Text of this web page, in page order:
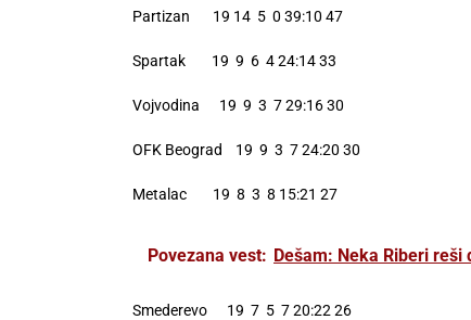
Partizan 19 14 5 0 39:10 47
Spartak 19 9 6 4 24:14 33
Vojvodina 19 9 3 7 29:16 30
OFK Beograd 19 9 3 7 24:20 30
Metalac 19 8 3 8 15:21 27
Povezana vest: Dešam: Neka Riberi reši
Smederevo 19 7 5 7 20:22 26